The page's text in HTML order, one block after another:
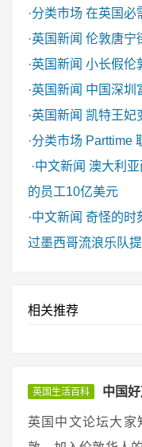
·分类市场 在英国必
·英国新闻 伦敦唐宁
·英国新闻 小长假伦
·英国新闻 中国深圳
·英国新闻 凯特王妃
·分类市场 Parttime
·中文新闻 澳大利
的员工10亿美元
·中文新闻 奇怪的时
过墨西哥流浪乐队
相关推荐
英国生活百科 中国
英国中文论坛大家